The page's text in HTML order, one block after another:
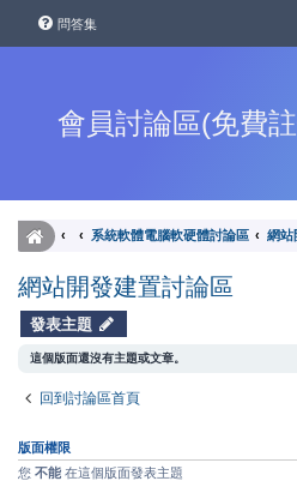
問答集
會員討論區(免費
系統軟體電腦軟硬體討論區 網站
網站開發建置討論區
發表主題
這個版面還沒有主題或文章。
回到討論區首頁
版面權限
您 不能 在這個版面發表主題